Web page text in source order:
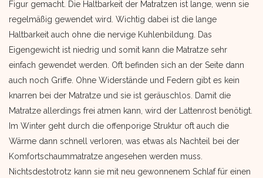
Figur gemacht. Die Haltbarkeit der Matratzen ist lange, wenn sie
regelmäßig gewendet wird. Wichtig dabei ist die lange
Haltbarkeit auch ohne die nervige Kuhlenbildung. Das
Eigengewicht ist niedrig und somit kann die Matratze sehr
einfach gewendet werden. Oft befinden sich an der Seite dann
auch noch Griffe. Ohne Widerstände und Federn gibt es kein
knarren bei der Matratze und sie ist geräuschlos. Damit die
Matratze allerdings frei atmen kann, wird der Lattenrost benötigt.
Im Winter geht durch die offenporige Struktur oft auch die
Wärme dann schnell verloren, was etwas als Nachteil bei der
Komfortschaummatratze angesehen werden muss.
Nichtsdestotrotz kann sie mit neu gewonnenem Schlaf für einen